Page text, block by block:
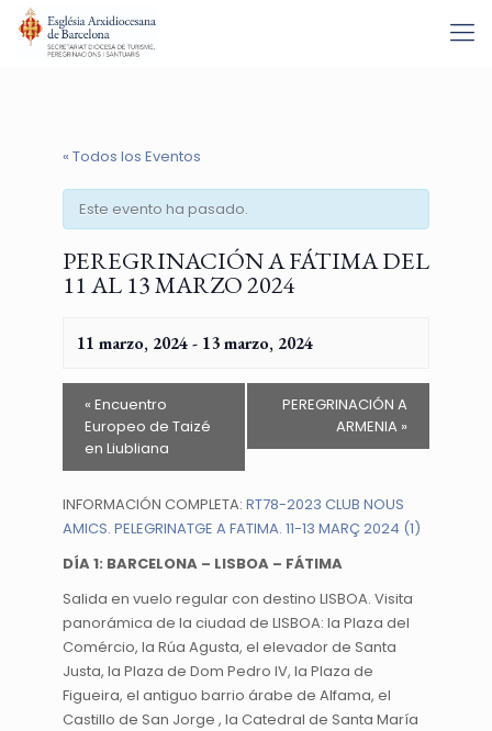
« Todos los Eventos
Este evento ha pasado.
PEREGRINACIÓN A FÁTIMA DEL
11 AL 13 MARZO 2024
11 marzo, 2024- 13 marzo, 2024
« Encuentro
Europeo de Taizé
en Liubliana
PEREGRINACIÓN A
ARMENIA »
INFORMACIÓN COMPLETA: RT78-2023 CLUB NOUS
AMICS. PELEGRINATGE A FATIMA. 11-13 MARÇ 2024 (1)
DÍA 1: BARCELONA – LISBOA – FÁTIMA
Salida en vuelo regular con destino LISBOA. Visita
panorámica de la ciudad de LISBOA: la Plaza del
Comércio, la Rúa Agusta, el elevador de Santa
Justa, la Plaza de Dom Pedro IV, la Plaza de
Figueira, el antiguo barrio árabe de Alfama, el
Castillo de San Jorge , la Catedral de Santa María